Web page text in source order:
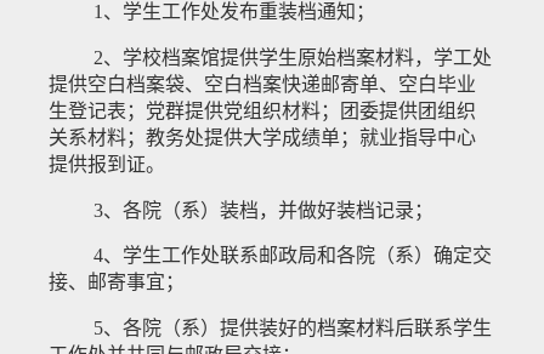
1 、学生工作处发布重装档通知；
2、 学校档案馆提供学生原始档案材料，学工处
提供空白档案袋、 空白档案快递邮寄单、空白毕业
生登记表 ；党群提供党组织材料；团委提供团组织
关系材料；教务处提供大学成绩单；就业指导中心
提供报到证。
3、各院（系）装档，并做好装档记录；
4、 学生工作处联系邮政局和各院（系）确定交
接、 邮寄事宜 ；
5、各院（系）提供装好的档案材料后联系学生